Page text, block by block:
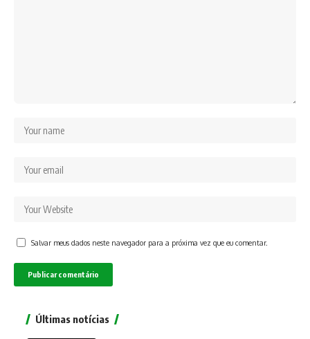
Salvar meus dados neste navegador para a próxima vez que eu comentar.
Últimas notícias